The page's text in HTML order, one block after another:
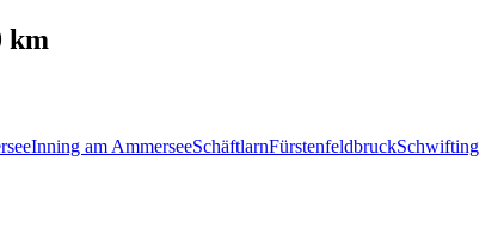
km
Inning am AmmerseeSchäftlarnFürstenfeldbruckSchwifting